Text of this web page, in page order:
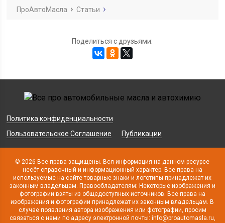
ПроАвтоМасла Статьи
Поделиться с друзьями:
Политика конфиденциальности
Пользовательское Соглашение
Публикации
© 2026 Все права защищены. Вся информация на данном ресурсе
несёт справочный и информационный характер. Все права на
используемые на сайте товарные знаки и логотипы принадлежат их
законным владельцам. Правообладателям: Некоторые изображения и
фотографии взяты из общедоступных источников. Все права на
изображения и фотографии принадлежат их законным владельцам. В
случае появления автора изображения или фотографии, просим
связаться с нами по адресу электронной почты: info@proautomasla.ru,